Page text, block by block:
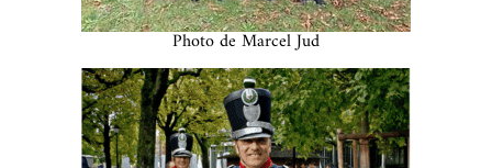
Photo de Marcel Jud